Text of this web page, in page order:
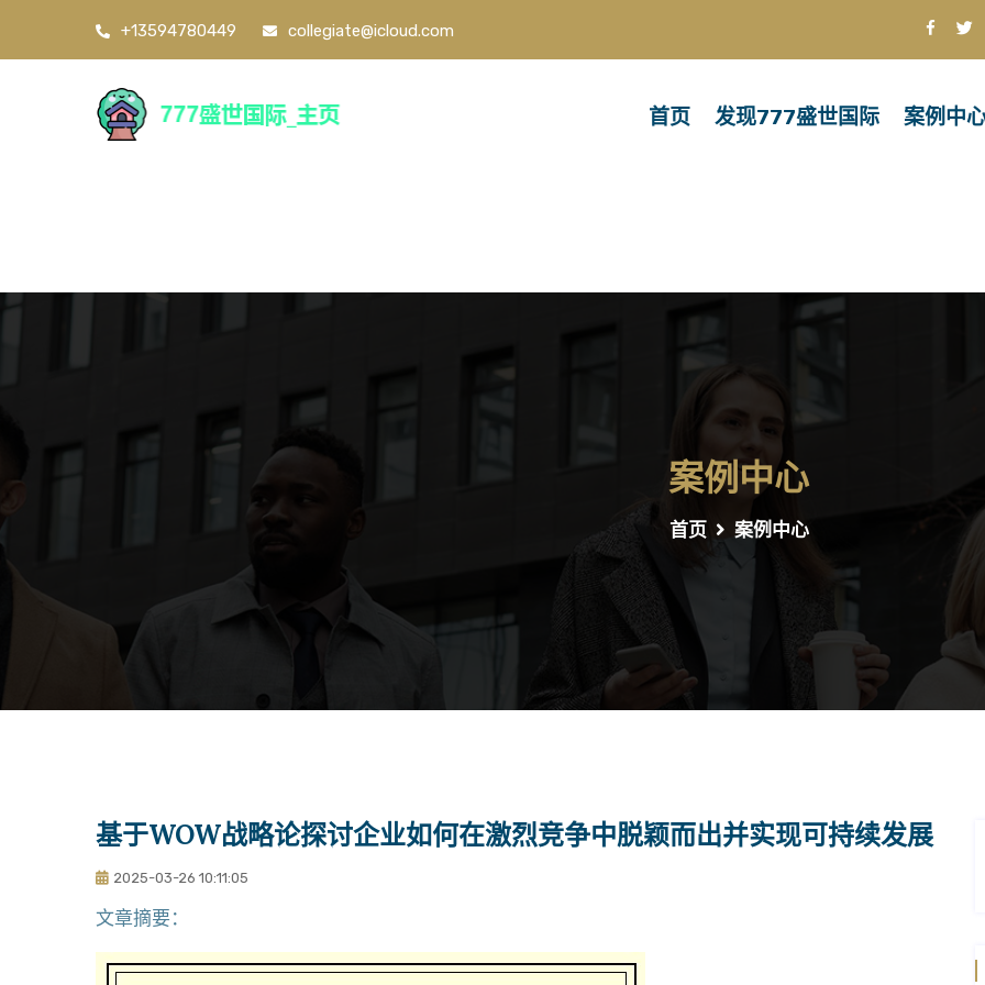
+13594780449 collegiate@icloud.com
首页 发现777盛世国际 案例中
案例中心
首页 案例中心
基于WOW战略论探讨企业如何在激烈竞争中脱颖而出并实现可持续发展
2025-03-26 10:11:05
文章摘要：